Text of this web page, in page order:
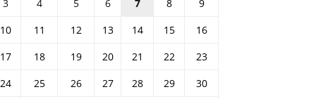
17 18 19 20 21 22
23
24
25 26 27 28 29
30
31